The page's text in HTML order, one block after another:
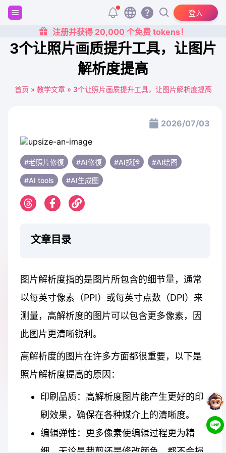
登入
注册并获得 20,000 个免费 tokens！
3个让照片画质提升工具，让图片
解析度提高
首页 » 教学文章» 3个让照片画质提升工具，让图片解析度提高
2026/07/03
#老照片修復 #AI修復 #AI换脸 #AI绘图
#AI tools #AI生成图
文章目录
图片解析度指的是图片所包含的细节量，通常
以每英寸像素（PPI）或每英寸点数（DPI）来
测量，高解析度的图片可以包含更多像素，因
此图片更清晰锐利。
高解析度的图片在许多方面都很重要，以下是
照片解析度提高的原因：
印刷品质：高解析度图片能产生更好的印
刷效果，确保在各种媒介上的清晰度。
编辑弹性：更多像素使编辑过程更为精